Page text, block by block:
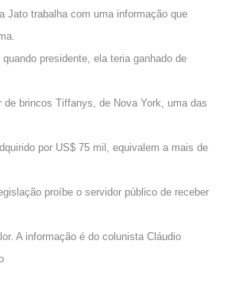
Jato trabalha com uma informação que
presidente, ela teria ganhado de
de brincos Tiffanys, de Nova York, uma das
por US$ 75 mil, equivalem a mais de
proíbe o servidor público de receber
A informação é do colunista Cláudio